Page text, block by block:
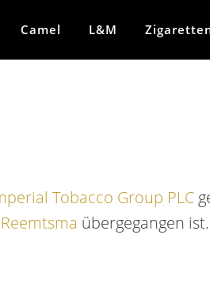
Camel L&M
Tobacco Group PLC
Reemtsma übergegangen ist.